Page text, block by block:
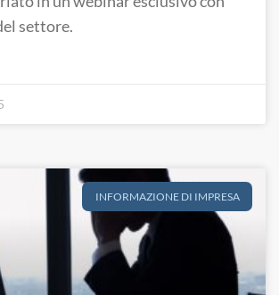
settore.
INFORMAZIONE DI IMPRESA